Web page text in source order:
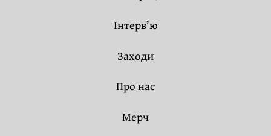
Інтерв’ю
Заходи
Про нас
Мерч